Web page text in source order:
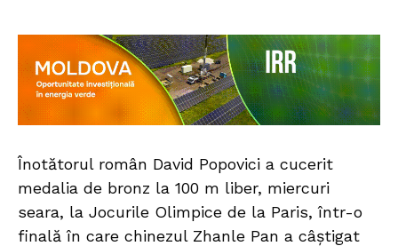
Înotătorul român David Popovici a cucerit
medalia de bronz la 100 m liber, miercuri
seara, la Jocurile Olimpice de la Paris, într-o
finală în care chinezul Zhanle Pan a câştigat